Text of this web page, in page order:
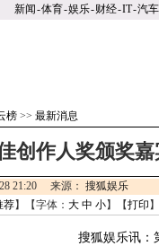
新闻-体育-娱乐-财经-IT-汽车
榜 >> 最新消息
创作人奖颁奖嘉
21:20 来源： 搜狐娱乐
荐】【字体： 大 中 小】【打印
搜狐娱乐讯：